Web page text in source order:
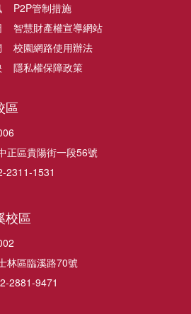
P2P管制措施
智慧財產權宣導網站
校園網路使用辦法
隱私權保障政策
區
正區貴陽街一段56號
2311-1531
校區
林區臨溪路70號
2881-9471